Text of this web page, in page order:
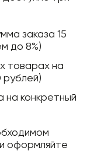
заказа 15
до 8%)
товарах на
на конкретный
оформляйте